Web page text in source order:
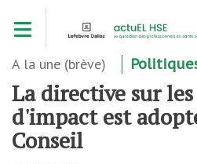
contenu
A la une (brève)
La directive sur
d'impact est
Conseil